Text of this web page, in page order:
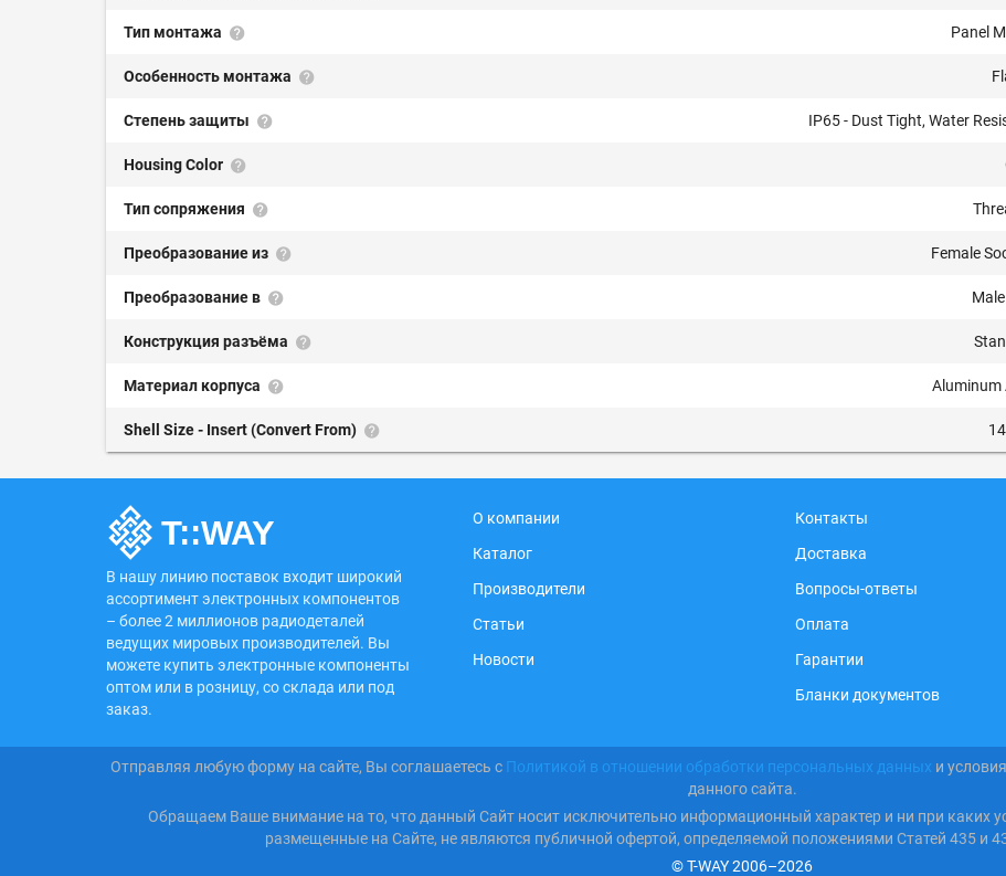
Тип монтажа Panel
Особенность монтажа
Степень защиты IP65 - Dust Tight, Water
Housing Color
Тип сопряжения
Преобразование из Female
Преобразование в
Конструкция разъёма
Материал корпуса Aluminum
Shell Size - Insert (Convert From)
В нашу линию поставок входит широкий
ассортимент электронных компонентов
– более 2 миллионов радиодеталей
ведущих мировых производителей. Вы
можете купить электронные компоненты
оптом или в розницу, со склада или под
заказ.
О компании
Каталог
Производители
Статьи
Новости
Контакты
Доставка
Вопросы-ответы
Оплата
Гарантии
Бланки документов
Отправляя любую форму на сайте, Вы соглашаетесь с Политикой в отношении обработки персональных данных и
данного сайта.
Обращаем Ваше внимание на то, что данный Сайт носит исключительно информационный характер и ни при каких
размещенные на Сайте, не являются публичной офертой, определяемой положениями Статей 435 и
© T-WAY 2006–2026